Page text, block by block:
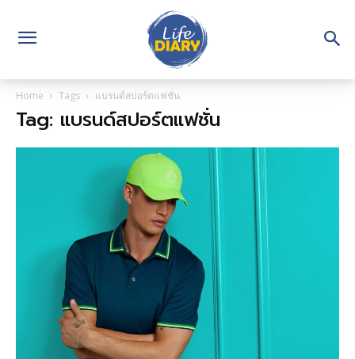
Home Tags แบรนด์สปอร์ตแฟชั่น
Tag: แบรนด์สปอร์ตแฟชั่น